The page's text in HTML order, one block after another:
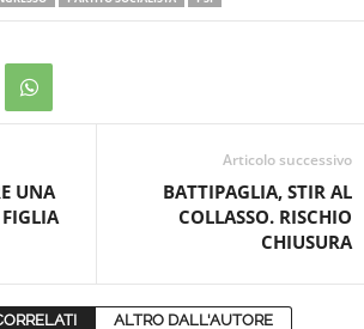
UNA
Articolo successivo
BATTIPAGLIA, STIR AL
COLLASSO. RISCHIO
CHIUSURA
ALTRO DALL'AUTORE